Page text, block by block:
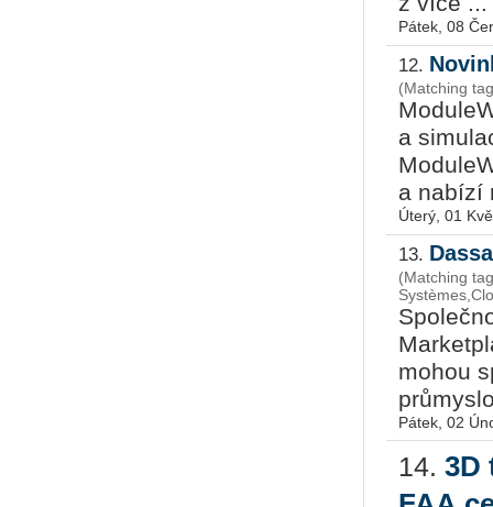
Pátek, 08
12.
(Matching
a
a nabízí
Úterý, 01
13.
(Matching
mohou
Pátek, 02
14. 3D